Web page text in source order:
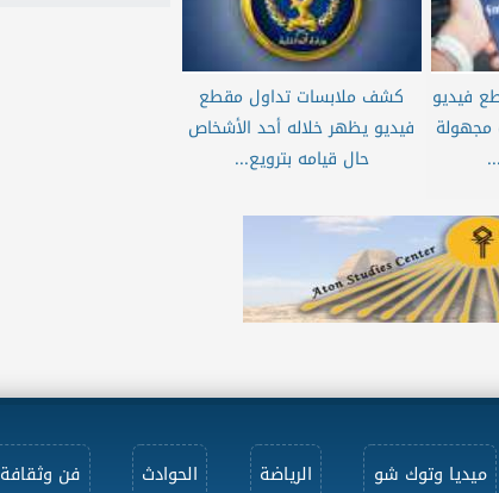
فيديو
مجهولة
كشف ملابسات تداول مقطع
فيديو يظهر خلاله أحد الأشخاص
حال قيامه بترويع...
ميديا وتوك شو الرياضة الحوادث فن وثقافة